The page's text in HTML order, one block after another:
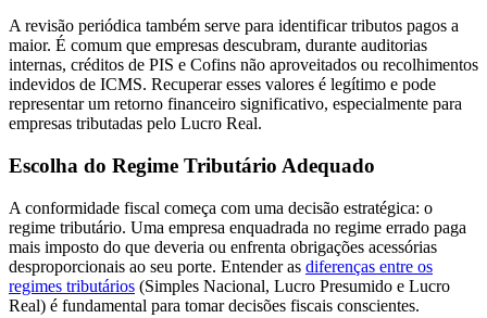
A revisão periódica também serve para identificar tributos pagos a
maior. É comum que empresas descubram, durante auditorias
internas, créditos de PIS e Cofins não aproveitados ou recolhimentos
indevidos de ICMS. Recuperar esses valores é legítimo e pode
representar um retorno financeiro significativo, especialmente para
empresas tributadas pelo Lucro Real.
Escolha do Regime Tributário Adequado
A conformidade fiscal começa com uma decisão estratégica: o
regime tributário. Uma empresa enquadrada no regime errado paga
mais imposto do que deveria ou enfrenta obrigações acessórias
desproporcionais ao seu porte. Entender as diferenças entre os
regimes tributários (Simples Nacional, Lucro Presumido e Lucro
Real) é fundamental para tomar decisões fiscais conscientes.